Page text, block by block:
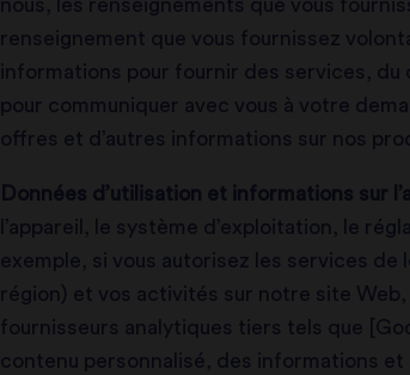
nous, les renseignements que vous
renseignement que vous fournissez
informations pour fournir des services,
pour communiquer avec vous à votre
offres et d’autres informations sur nos
Données d’utilisation et informations sur
l’appareil, le système d’exploitation, le
exemple, si vous autorisez les services
région) et vos activités sur notre site
fournisseurs analytiques tiers tels que
contenu personnalisé, des informations